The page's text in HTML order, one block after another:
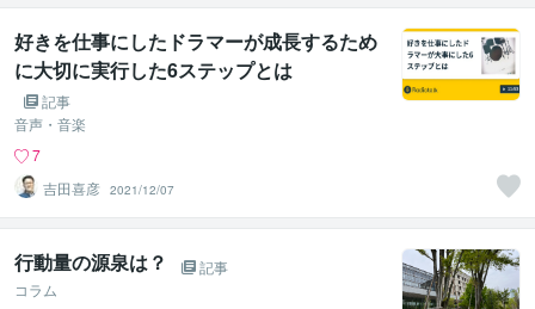
好きを仕事にしたドラマーが成長するため
に大切に実行した6ステップとは
記事
音声・音楽
7
吉田喜彦 2021/12/07
行動量の源泉は？
記事
コラム